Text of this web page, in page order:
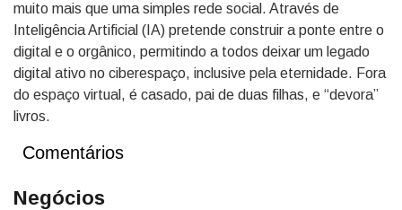
muito mais que uma simples rede social. Através de
Inteligência Artificial (IA) pretende construir a ponte entre o
digital e o orgânico, permitindo a todos deixar um legado
digital ativo no ciberespaço, inclusive pela eternidade. Fora
do espaço virtual, é casado, pai de duas filhas, e “devora”
livros.
Comentários
Negócios